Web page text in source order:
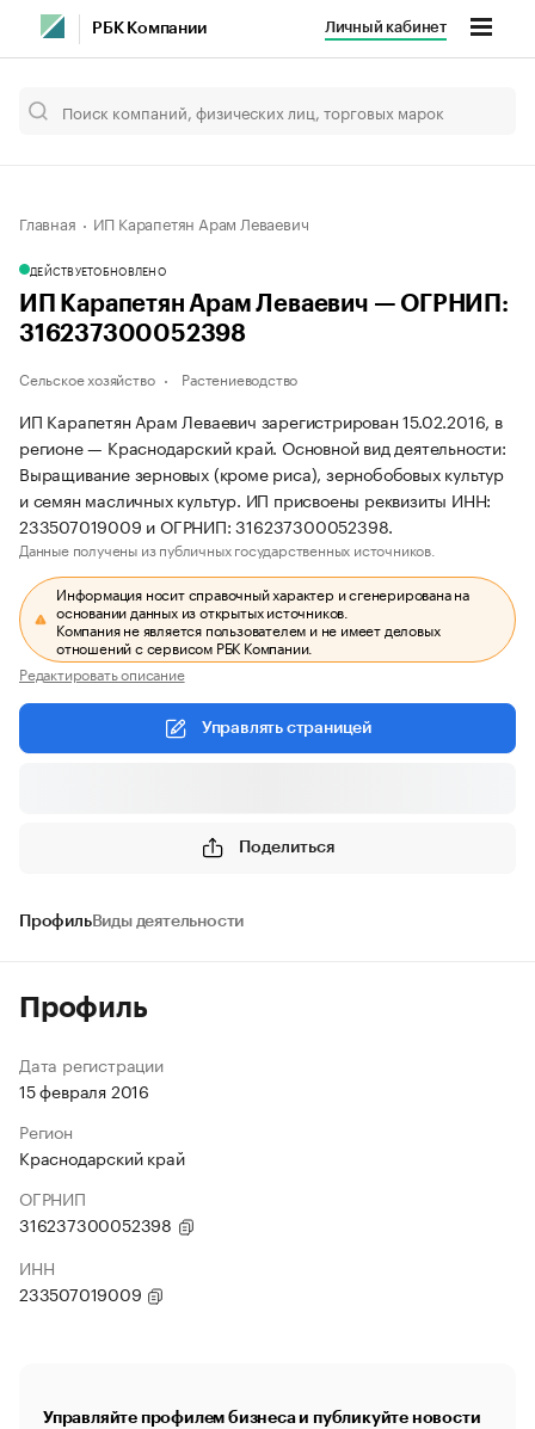
РБК Компании Личный кабинет
Главная ИП Карапетян Арам Леваевич
ДЕЙСТВУЕТОБНОВЛЕНО
ИП Карапетян Арам Леваевич — ОГРНИП:
316237300052398
Сельское хозяйство Растениеводство
ИП Карапетян Арам Леваевич зарегистрирован 15.02.2016, в
регионе — Краснодарский край. Основной вид деятельности:
Выращивание зерновых (кроме риса), зернобобовых культур
и семян масличных культур. ИП присвоены реквизиты ИНН:
233507019009 и ОГРНИП: 316237300052398.
Данные получены из публичных государственных источников.
Информация носит справочный характер и сгенерирована на
основании данных из открытых источников.
Компания не является пользователем и не имеет деловых
отношений с сервисом РБК Компании.
Редактировать описание
Управлять страницей
Поделиться
ПрофильВиды деятельности
Профиль
Дата регистрации
15 февраля 2016
Регион
Краснодарский край
ОГРНИП
316237300052398
ИНН
233507019009
Управляйте профилем бизнеса и публикуйте новости